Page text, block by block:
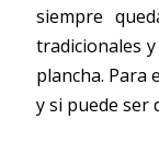
siempre
tradicionales
plancha. Para
y si puede ser